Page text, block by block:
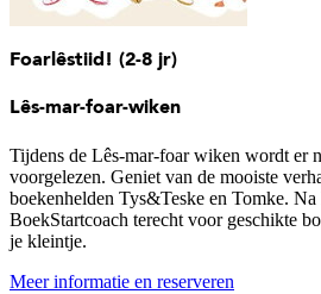
Foarlêstiid! (2-8 jr)
Lês-mar-foar-wiken
Tijdens de Lês-mar-foar wiken wordt er
voorgelezen. Geniet van de mooiste
boekenhelden Tys&Teske en Tomke.
BoekStartcoach terecht voor geschikte
je kleintje.
Meer informatie en reserveren